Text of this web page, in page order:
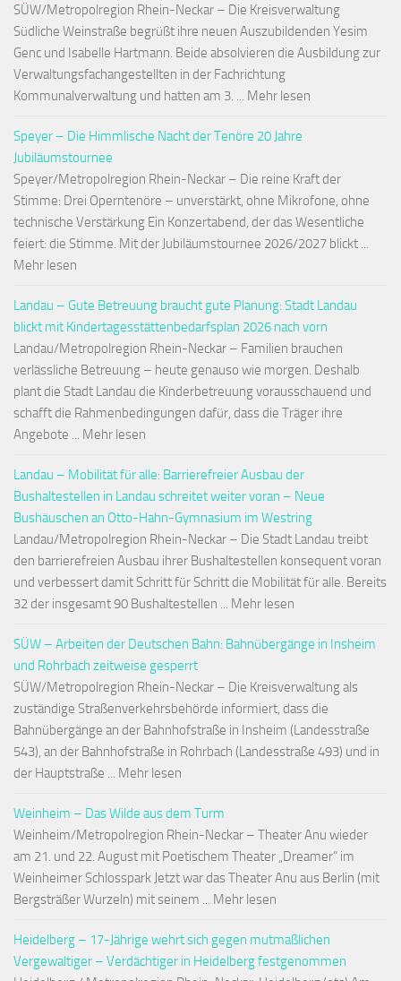
SÜW/Metropolregion Rhein-Neckar – Die Kreisverwaltung
Südliche Weinstraße begrüßt ihre neuen Auszubildenden Yesim
Genc und Isabelle Hartmann. Beide absolvieren die Ausbildung zur
Verwaltungsfachangestellten in der Fachrichtung
Kommunalverwaltung und hatten am 3. ... Mehr lesen
Speyer – Die Himmlische Nacht der Tenöre 20 Jahre
Jubiläumstournee
Speyer/Metropolregion Rhein-Neckar – Die reine Kraft der
Stimme: Drei Operntenöre – unverstärkt, ohne Mikrofone, ohne
technische Verstärkung Ein Konzertabend, der das Wesentliche
feiert: die Stimme. Mit der Jubiläumstournee 2026/2027 blickt ...
Mehr lesen
Landau – Gute Betreuung braucht gute Planung: Stadt Landau
blickt mit Kindertagesstättenbedarfsplan 2026 nach vorn
Landau/Metropolregion Rhein-Neckar – Familien brauchen
verlässliche Betreuung – heute genauso wie morgen. Deshalb
plant die Stadt Landau die Kinderbetreuung vorausschauend und
schafft die Rahmenbedingungen dafür, dass die Träger ihre
Angebote ... Mehr lesen
Landau – Mobilität für alle: Barrierefreier Ausbau der
Bushaltestellen in Landau schreitet weiter voran – Neue
Bushäuschen an Otto-Hahn-Gymnasium im Westring
Landau/Metropolregion Rhein-Neckar – Die Stadt Landau treibt
den barrierefreien Ausbau ihrer Bushaltestellen konsequent voran
und verbessert damit Schritt für Schritt die Mobilität für alle. Bereits
32 der insgesamt 90 Bushaltestellen ... Mehr lesen
SÜW – Arbeiten der Deutschen Bahn: Bahnübergänge in Insheim
und Rohrbach zeitweise gesperrt
SÜW/Metropolregion Rhein-Neckar – Die Kreisverwaltung als
zuständige Straßenverkehrsbehörde informiert, dass die
Bahnübergänge an der Bahnhofstraße in Insheim (Landesstraße
543), an der Bahnhofstraße in Rohrbach (Landesstraße 493) und in
der Hauptstraße ... Mehr lesen
Weinheim – Das Wilde aus dem Turm
Weinheim/Metropolregion Rhein-Neckar – Theater Anu wieder
am 21. und 22. August mit Poetischem Theater „Dreamer“ im
Weinheimer Schlosspark Jetzt war das Theater Anu aus Berlin (mit
Bergsträßer Wurzeln) mit seinem ... Mehr lesen
Heidelberg – 17-Jährige wehrt sich gegen mutmaßlichen
Vergewaltiger – Verdächtiger in Heidelberg festgenommen